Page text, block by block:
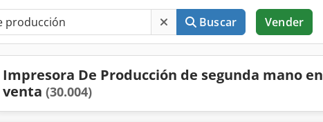
Buscar Vender
Impresora De Producción de segunda mano en
venta (30.004)